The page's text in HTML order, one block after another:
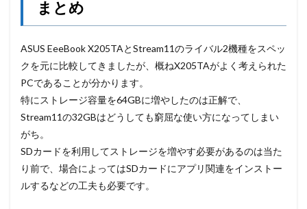
まとめ
ASUS EeeBook X205TAとStream11のライバル2機種をスペッ
クを元に比較してきましたが、概ねX205TAがよく考えられた
PCであることが分かります。
特にストレージ容量を64GBに増やしたのは正解で、
Stream11の32GBはどうしても窮屈な使い方になってしまい
がち。
SDカードを利用してストレージを増やす必要があるのは当た
り前で、場合によってはSDカードにアプリ関連をインストー
ルするなどの工夫も必要です。